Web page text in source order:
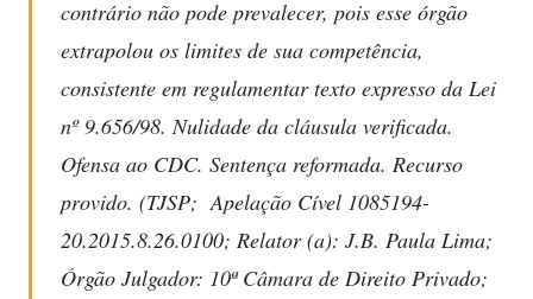
contrário não pode prevalecer, pois esse órgão
extrapolou os limites de sua competência,
consistente em regulamentar texto expresso da Lei
nº 9.656/98. Nulidade da cláusula verificada.
Ofensa ao CDC. Sentença reformada. Recurso
provido. (TJSP; Apelação Cível 1085194-
20.2015.8.26.0100; Relator (a): J.B. Paula Lima;
Órgão Julgador: 10ª Câmara de Direito Privado;